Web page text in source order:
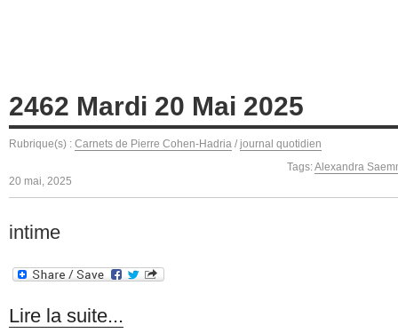
2462 Mardi 20 Mai 2025
Rubrique(s) : Carnets de Pierre Cohen-Hadria / journal quotidien
Tags:Alexandra
20 mai, 2025
intime
Lire la suite...